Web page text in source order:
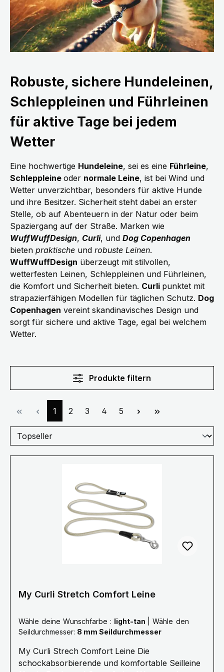
Robuste, sichere Hundeleinen,
Schleppleinen und Führleinen
für aktive Tage bei jedem
Wetter
Eine hochwertige Hundeleine, sei es eine Führleine,
Schleppleine oder normale Leine, ist bei Wind und
Wetter unverzichtbar, besonders für aktive Hunde
und ihre Besitzer. Sicherheit steht dabei an erster
Stelle, ob auf Abenteuern in der Natur oder beim
Spaziergang auf der Straße. Marken wie
WuffWuffDesign, Curli, und Dog Copenhagen
bieten praktische und robuste Leinen.
WuffWuffDesign überzeugt mit stilvollen,
wetterfesten Leinen, Schleppleinen und Führleinen,
die Komfort und Sicherheit bieten. Curli punktet mit
strapazierfähigen Modellen für täglichen Schutz. Dog
Copenhagen vereint skandinavisches Design und
sorgt für sichere und aktive Tage, egal bei welchem
Wetter.
Produkte filtern
Seite
1 Seite
2 Seite
3 Seite
4 Seite
5
My Curli Stretch Comfort Leine
Wähle deine Wunschfarbe : light-tan
Seildurchmesser: 8 mm Seildurchmesser
My Curli Strech Comfort Leine Die
schockabsorbierende und komfortable Seilleine